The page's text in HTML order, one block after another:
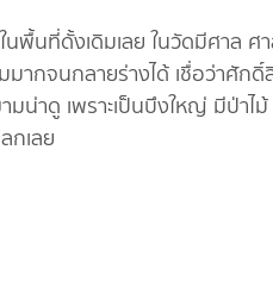
นที่ดั้งเดิมเลย ในวัดมีศาล ศา
ากจนกลายร่างได้ เชื่อว่าศักดิ์
มน่าดู เพราะเป็นบึงใหญ่ มีป่า
กเลย